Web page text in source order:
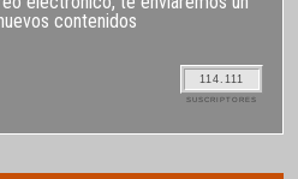
contenidos
114.111
SUSCRIPTORES